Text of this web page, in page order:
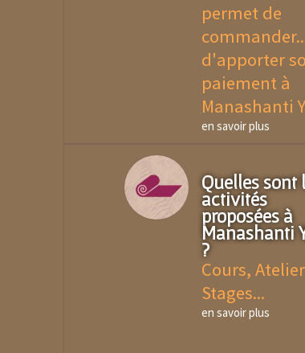
permet de
d'apporter
paiement à
Manashanti
en savoir plus
Quelles sont
activités
proposées à
Manashanti
?
Cours,
Stages...
en savoir plus